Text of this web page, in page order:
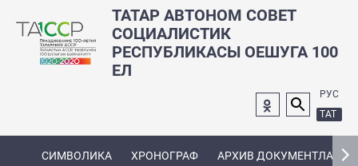
ТАТАР АВТОНОМ СОВЕТ
СОЦИАЛИСТИК
РЕСПУБЛИКАСЫ ОЕШУГА 100
ЕЛ
РУС
ТАТ
СИМВОЛИКА ХРОНОГРАФ АРХИВ ДОКУМЕНТЛАРЫ